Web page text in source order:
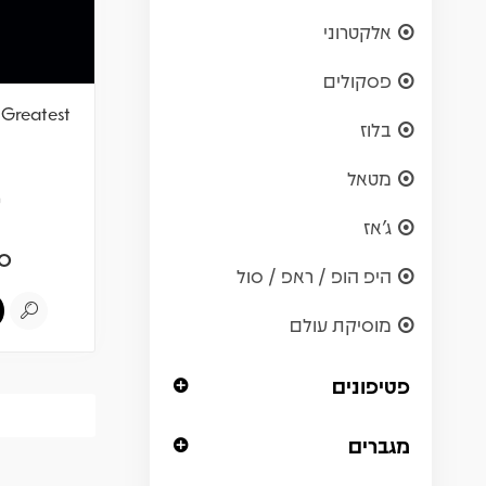
אלקטרוני
פסקולים
בלוז
מטאל
ג'אז
היפ הופ / ראפ / סול
מוסיקת עולם
פטיפונים
מגברים
Greatest